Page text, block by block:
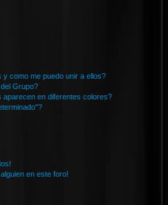
como me puedo unir a ellos?
Grupo?
en diferentes colores?
en este foro!